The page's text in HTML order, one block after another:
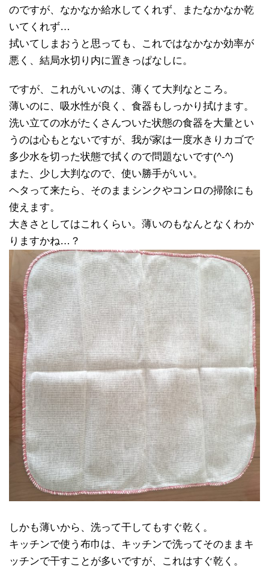
のですが、なかなか給水してくれず、またなかなか乾
いてくれず…
拭いてしまおうと思っても、これではなかなか効率が
悪く、結局水切り内に置きっぱなしに。
ですが、これがいいのは、薄くて大判なところ。
薄いのに、吸水性が良く、食器もしっかり拭けます。
洗い立ての水がたくさんついた状態の食器を大量とい
うのは心もとないですが、我が家は一度水きりカゴで
多少水を切った状態で拭くので問題ないです(^-^)
また、少し大判なので、使い勝手がいい。
ヘタって来たら、そのままシンクやコンロの掃除にも
使えます。
大きさとしてはこれくらい。薄いのもなんとなくわか
りますかね…？
しかも薄いから、洗って干してもすぐ乾く。
キッチンで使う布巾は、キッチンで洗ってそのままキ
ッチンで干すことが多いですが、これはすぐ乾く。